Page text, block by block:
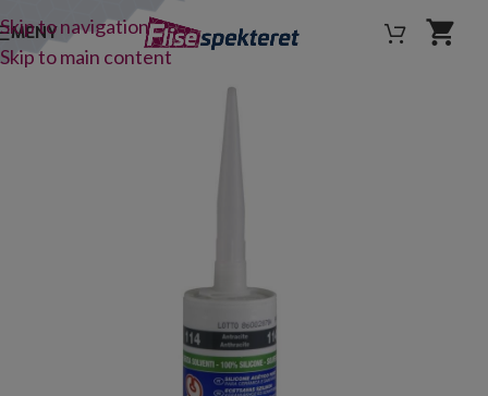
Skip to navigation
Skip to main content
MENY